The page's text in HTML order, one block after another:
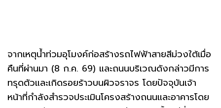
จากเหตุน้ำท่วมอุโมงค์ก่อสร้างรถไฟฟ้าสายสีม่วงใต้เมื่อ
คืนที่ผ่านมา (8 ก.ค. 69) และถนนบริเวณดังกล่าวมีการ
ทรุดตัวและเกิดรอยร้าวบนผิวจราจร โดยปัจจุบันเจ้า
หน้าที่กำลังสำรวจประเมินโครงสร้างถนนและอาคารโดย